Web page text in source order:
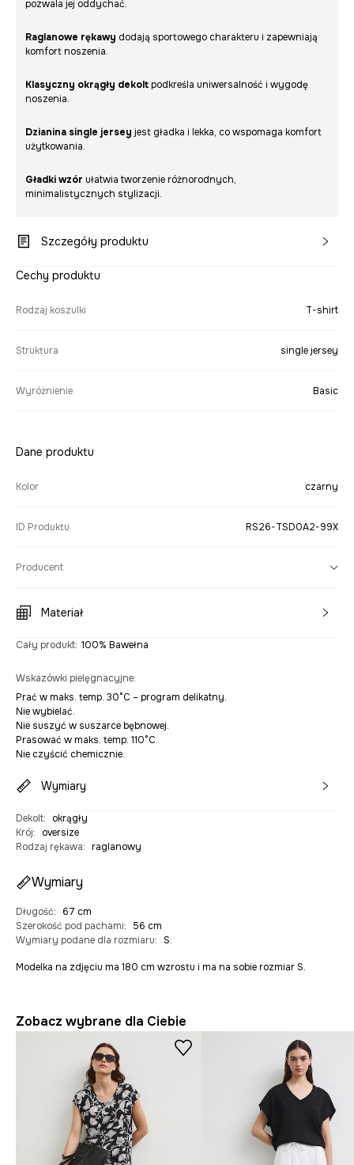
pozwala jej oddychać.
Raglanowe rękawy dodają sportowego charakteru i zapewniają
komfort noszenia.
Klasyczny okrągły dekolt podkreśla uniwersalność i wygodę
noszenia.
Dzianina single jersey jest gładka i lekka, co wspomaga komfort
użytkowania.
Gładki wzór ułatwia tworzenie różnorodnych,
minimalistycznych stylizacji.
Szczegóły produktu
Cechy produktu
Rodzaj koszulki T-shirt
Struktura single jersey
Wyróżnienie Basic
Dane produktu
Kolor czarny
ID Produktu RS26-TSD0A2-99X
Producent
Materiał
Cały produkt: 100% Bawełna
Wskazówki pielęgnacyjne:
Prać w maks. temp. 30°C – program delikatny.
Nie wybielać.
Nie suszyć w suszarce bębnowej.
Prasować w maks. temp. 110°C.
Nie czyścić chemicznie.
Wymiary
Dekolt:
okrągły
Krój:
oversize
Rodzaj rękawa: raglanowy
Wymiary
Długość:
67 cm
Szerokość pod pachami:
56 cm
Wymiary podane dla rozmiaru: S.
Modelka na zdjęciu ma 180 cm wzrostu i ma na sobie rozmiar S.
Zobacz wybrane dla Ciebie